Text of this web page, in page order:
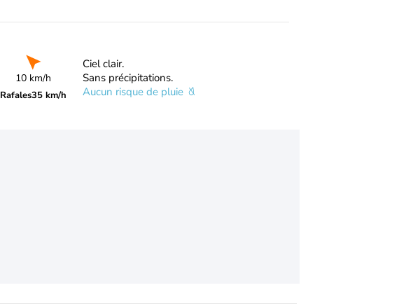
10 km/h
Rafales35 km/h
Ciel clair.
Sans précipitations.
Aucun risque de pluie